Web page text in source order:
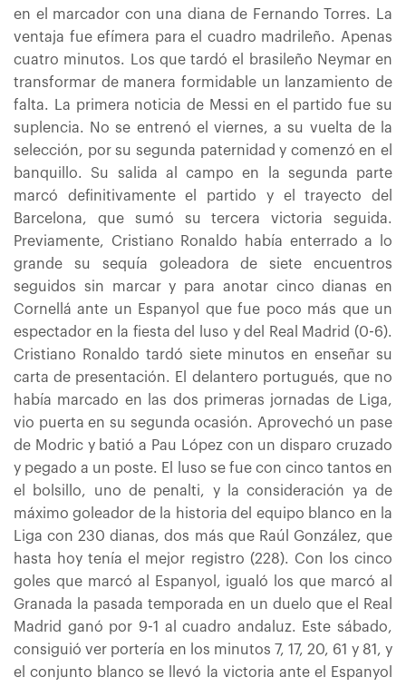
en el marcador con una diana de Fernando Torres. La
ventaja fue efímera para el cuadro madrileño. Apenas
cuatro minutos. Los que tardó el brasileño Neymar en
transformar de manera formidable un lanzamiento de
falta. La primera noticia de Messi en el partido fue su
suplencia. No se entrenó el viernes, a su vuelta de la
selección, por su segunda paternidad y comenzó en el
banquillo. Su salida al campo en la segunda parte
marcó definitivamente el partido y el trayecto del
Barcelona, que sumó su tercera victoria seguida.
Previamente, Cristiano Ronaldo había enterrado a lo
grande su sequía goleadora de siete encuentros
seguidos sin marcar y para anotar cinco dianas en
Cornellá ante un Espanyol que fue poco más que un
espectador en la fiesta del luso y del Real Madrid (0-6).
Cristiano Ronaldo tardó siete minutos en enseñar su
carta de presentación. El delantero portugués, que no
había marcado en las dos primeras jornadas de Liga,
vio puerta en su segunda ocasión. Aprovechó un pase
de Modric y batió a Pau López con un disparo cruzado
y pegado a un poste. El luso se fue con cinco tantos en
el bolsillo, uno de penalti, y la consideración ya de
máximo goleador de la historia del equipo blanco en la
Liga con 230 dianas, dos más que Raúl González, que
hasta hoy tenía el mejor registro (228). Con los cinco
goles que marcó al Espanyol, igualó los que marcó al
Granada la pasada temporada en un duelo que el Real
Madrid ganó por 9-1 al cuadro andaluz. Este sábado,
consiguió ver portería en los minutos 7, 17, 20, 61 y 81, y
el conjunto blanco se llevó la victoria ante el Espanyol